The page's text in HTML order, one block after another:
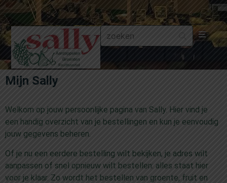
Mijn Sally
Welkom op jouw persoonlijke pagina van Sally. Hier vind je
een handig overzicht van je bestellingen en kun je eenvoudig
jouw gegevens beheren.
Of je nu een eerdere bestelling wilt bekijken, je adres wilt
aanpassen of snel opnieuw wilt bestellen: alles staat hier
voor je klaar. Zo wordt het bestellen van groente, fruit en